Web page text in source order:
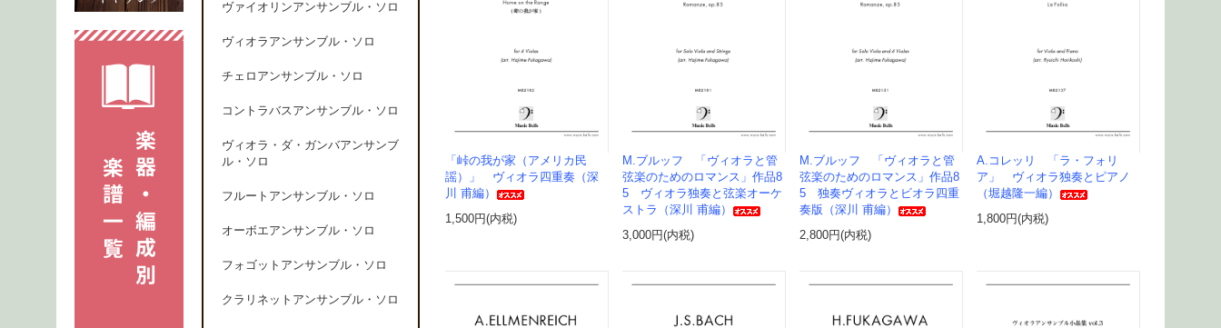
「峠の我が家（アメリカ民
謡）」 ヴィオラ四重奏（深
川 甫編）
1,500円(内税)
M.ブルッフ 「ヴィオラと管
弦楽のためのロマンス」作品8
5 ヴィオラ独奏と弦楽オーケ
ストラ（深川 甫編）
3,000円(内税)
M.ブルッフ 「ヴィオラと管
弦楽のためのロマンス」作品8
5 独奏ヴィオラとビオラ四重
奏版（深川 甫編）
2,800円(内税)
A.コレッリ 「ラ・フォリ
ア」 ヴィオラ独奏とピアノ
（堀越隆一編）
1,800円(内税)
ヴァイオリンアンサンブル・ソロ
ヴィオラアンサンブル・ソロ
チェロアンサンブル・ソロ
コントラバスアンサンブル・ソロ
ヴィオラ・ダ・ガンバアンサンブ
ル・ソロ
フルートアンサンブル・ソロ
オーボエアンサンブル・ソロ
フォゴットアンサンブル・ソロ
クラリネットアンサンブル・ソロ